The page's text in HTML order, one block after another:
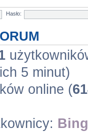
Hasło:
5 minut)
online (